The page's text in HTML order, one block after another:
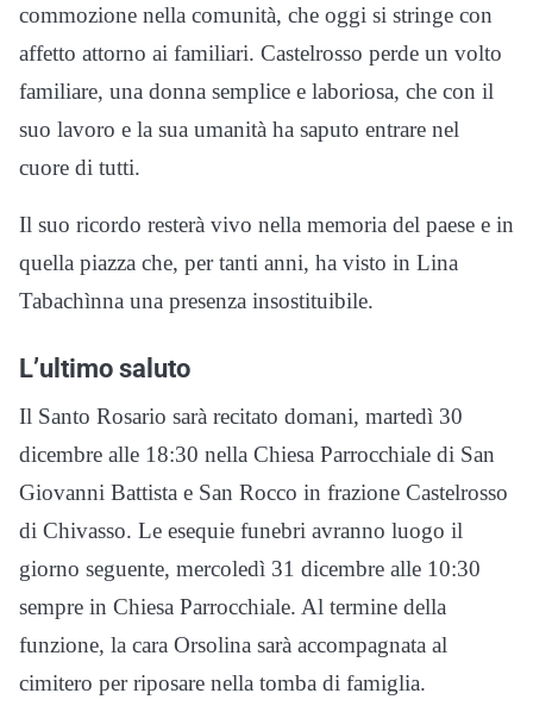
commozione nella comunità, che oggi si stringe con
affetto attorno ai familiari. Castelrosso perde un volto
familiare, una donna semplice e laboriosa, che con il
suo lavoro e la sua umanità ha saputo entrare nel
cuore di tutti.
Il suo ricordo resterà vivo nella memoria del paese e in
quella piazza che, per tanti anni, ha visto in Lina
Tabachìnna una presenza insostituibile.
L’ultimo saluto
Il Santo Rosario sarà recitato domani, martedì 30
dicembre alle 18:30 nella Chiesa Parrocchiale di San
Giovanni Battista e San Rocco in frazione Castelrosso
di Chivasso. Le esequie funebri avranno luogo il
giorno seguente, mercoledì 31 dicembre alle 10:30
sempre in Chiesa Parrocchiale. Al termine della
funzione, la cara Orsolina sarà accompagnata al
cimitero per riposare nella tomba di famiglia.